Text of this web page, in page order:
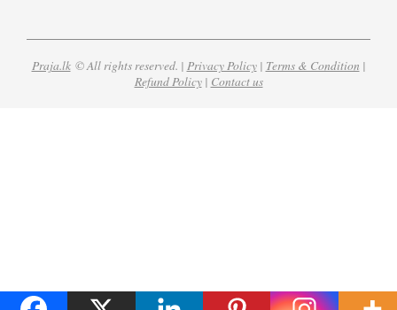
Praja.lk© All rights reserved. | Privacy Policy| Terms & Condition |
Refund Policy| Contact us